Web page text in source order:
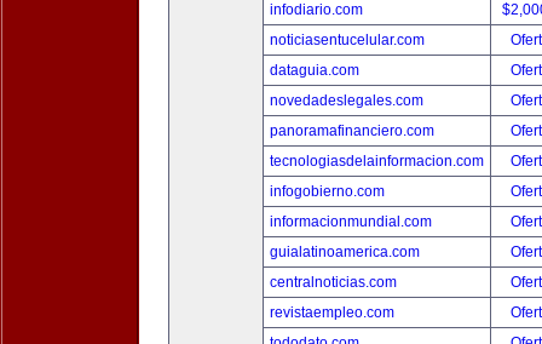
infodiario.com
noticiasentucelular.com
dataguia.com
novedadeslegales.com
panoramafinanciero.com
tecnologiasdelainformacion.com
infogobierno.com
informacionmundial.com
guialatinoamerica.com
centralnoticias.com
revistaempleo.com